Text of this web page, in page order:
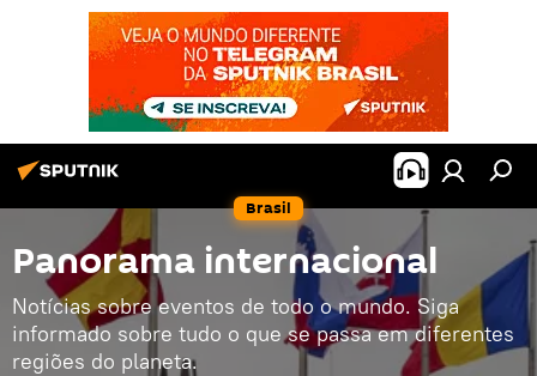
Brasil
Panorama internacional
Notícias sobre eventos de todo o mundo. Siga
informado sobre tudo o que se passa em diferentes
regiões do planeta.